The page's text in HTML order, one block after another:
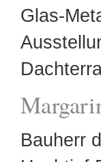
Glas-
Bauherr